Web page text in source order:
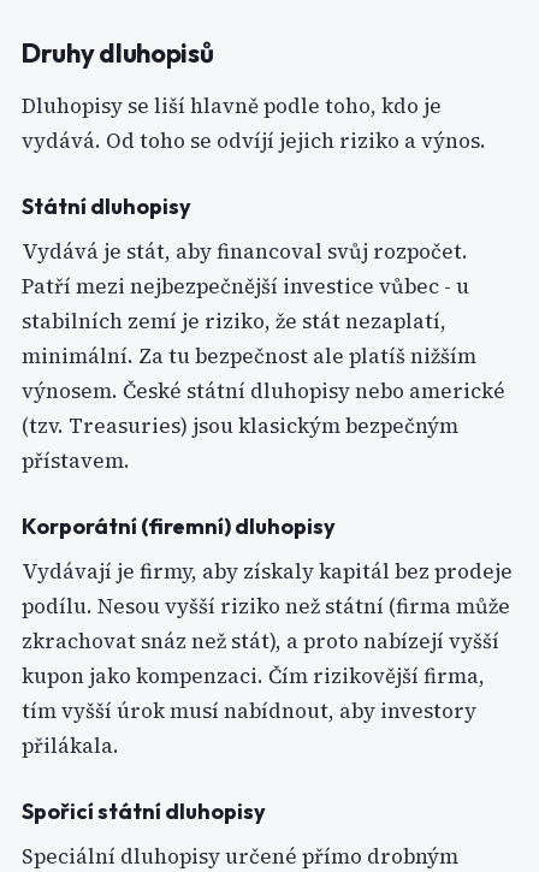
Druhy dluhopisů
Dluhopisy se liší hlavně podle toho, kdo je
vydává. Od toho se odvíjí jejich riziko a výnos.
Státní dluhopisy
Vydává je stát, aby financoval svůj rozpočet.
Patří mezi nejbezpečnější investice vůbec - u
stabilních zemí je riziko, že stát nezaplatí,
minimální. Za tu bezpečnost ale platíš nižším
výnosem. České státní dluhopisy nebo americké
(tzv. Treasuries) jsou klasickým bezpečným
přístavem.
Korporátní (firemní) dluhopisy
Vydávají je firmy, aby získaly kapitál bez prodeje
podílu. Nesou vyšší riziko než státní (firma může
zkrachovat snáz než stát), a proto nabízejí vyšší
kupon jako kompenzaci. Čím rizikovější firma,
tím vyšší úrok musí nabídnout, aby investory
přilákala.
Spořicí státní dluhopisy
Speciální dluhopisy určené přímo drobným